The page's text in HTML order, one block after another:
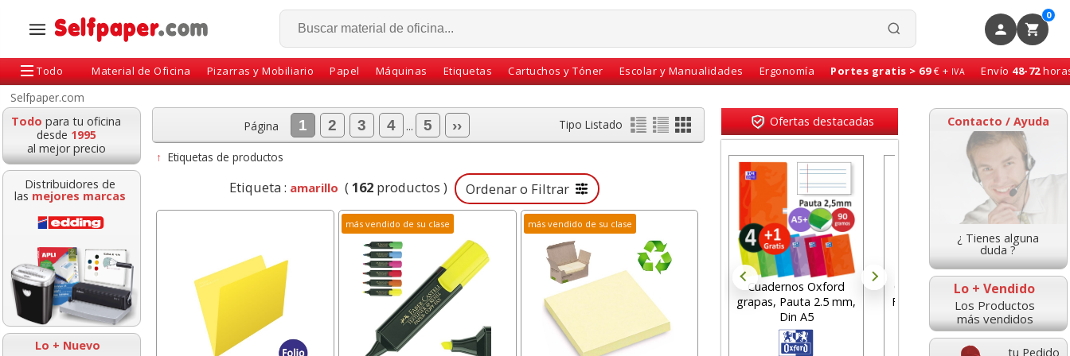
0
Todo Material de Oficina Pizarras y Mobiliario Papel Máquinas Etiquetas Cartuchos y Tóner Escolar y Manualidades Ergonomía Portes gratis > 69€ + IVA Envío 48-72
Selfpaper.com
Todo para tu oficina
desde 1995
al mejor precio
Distribuidores de
las mejores marcas
Lo + Nuevo
Contacto / Ayuda
¿ Tienes alguna
duda ?
Lo + Vendido
Los Productos
más vendidos
tu Pedido
Página 1 2 3 4 ... 5 ›› Tipo Listado
↑Etiquetas de productos
Etiqueta : amarillo (162productos ) Ordenar o Filtrar
más vendido de su clase más vendido de su clase
Ofertas destacadas
Q-connect
Premium 30
hojas
Soporte Monitor
pantalla Fellowes Smart
Suites - Arco
Soporte para monitor
cartuchos recambio
rotulador pizarra blanca
Cuadernos Oxford
grapas, Pauta 2.5 mm,
Din A5
Grapadora Q-connect
Flat Clinch Premium 30
hojas
Soporte Monitor
pantalla Fellowes Smart
Suites - Arco